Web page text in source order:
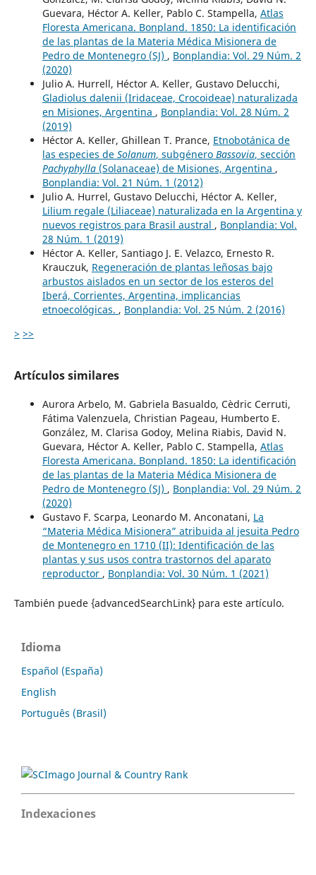
Guevara, Héctor A. Keller, Pablo C. Stampella, Atlas
Floresta Americana. Bonpland. 1850: La identificación
de las plantas de la Materia Médica Misionera de
Pedro de Montenegro (SJ) , Bonplandia: Vol. 29 Núm. 2
(2020)
Julio A. Hurrell, Héctor A. Keller, Gustavo Delucchi,
Gladiolus dalenii (Iridaceae, Crocoideae) naturalizada
en Misiones, Argentina , Bonplandia: Vol. 28 Núm. 2
(2019)
Héctor A. Keller, Ghillean T. Prance, Etnobotánica de
las especies de Solanum, subgénero Bassovia, sección
Pachyphylla(Solanaceae) de Misiones, Argentina ,
Bonplandia: Vol. 21 Núm. 1 (2012)
Julio A. Hurrel, Gustavo Delucchi, Héctor A. Keller,
Lilium regale (Liliaceae) naturalizada en la Argentina y
nuevos registros para Brasil austral , Bonplandia: Vol.
28 Núm. 1 (2019)
Héctor A. Keller, Santiago J. E. Velazco, Ernesto R.
Krauczuk, Regeneración de plantas leñosas bajo
arbustos aislados en un sector de los esteros del
Iberá, Corrientes, Argentina, implicancias
etnoecológicas. , Bonplandia: Vol. 25 Núm. 2 (2016)
> >>
Artículos similares
Aurora Arbelo, M. Gabriela Basualdo, Cèdric Cerruti,
Fátima Valenzuela, Christian Pageau, Humberto E.
González, M. Clarisa Godoy, Melina Riabis, David N.
Guevara, Héctor A. Keller, Pablo C. Stampella, Atlas
Floresta Americana. Bonpland. 1850: La identificación
de las plantas de la Materia Médica Misionera de
Pedro de Montenegro (SJ) , Bonplandia: Vol. 29 Núm. 2
(2020)
Gustavo F. Scarpa, Leonardo M. Anconatani, La
“Materia Médica Misionera” atribuida al jesuita Pedro
de Montenegro en 1710 (II): Identificación de las
plantas y sus usos contra trastornos del aparato
reproductor , Bonplandia: Vol. 30 Núm. 1 (2021)
También puede {advancedSearchLink} para este artículo.
Idioma
Español (España)
English
Português (Brasil)
Indexaciones